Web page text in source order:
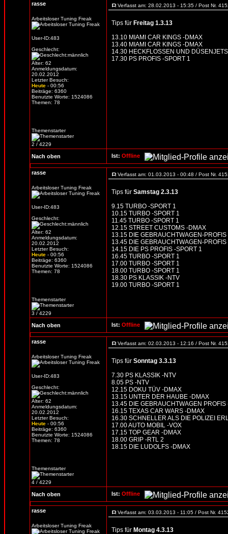
rasse
Arbeitsloser Tuning Freak
User-ID:483
Geschlecht:
Alter: 62
Anmeldungsdatum:
20.02.2012
Letzter Besuch:
Heute - 00:56
Beiträge: 6360
Benutzte Worte: 1524086
Themen: 78
Themenstarter
2 / 4229
Verfasst am: 28.02.2013 - 15:35 / Post Nr.
Tips für Freitag 1.3.13
13.10 MIAMI CAR KINGS -DMAX
13.40 MIAMI CAR KINGS -DMAX
14.30 HECKFLOSSEN UND
17.30 PS PROFIS -SPORT 1
Nach oben Ist: Offline
rasse
Arbeitsloser Tuning Freak
User-ID:483
Geschlecht:
Alter: 62
Anmeldungsdatum:
20.02.2012
Letzter Besuch:
Heute - 00:56
Beiträge: 6360
Benutzte Worte: 1524086
Themen: 78
Themenstarter
3 / 4229
Verfasst am: 01.03.2013 - 00:48 / Post Nr.
Tips für Samstag 2.3.13
9.15 TURBO -SPORT 1
10.15 TURBO -SPORT 1
11.45 TURBO -SPORT 1
12.15 STREET CUSTOMS -DMAX
13.15 DIE GEBRAUCHTWAGEN-
13.45 DIE GEBRAUCHTWAGEN-
14.15 DIE PS PROFIS -SPORT 1
16.45 TURBO -SPORT 1
17.00 TURBO -SPORT 1
18.00 TURBO -SPORT 1
18.30 PS KLASSIK -NTV
19.00 TURBO -SPORT 1
Nach oben Ist: Offline
rasse
Arbeitsloser Tuning Freak
User-ID:483
Geschlecht:
Alter: 62
Anmeldungsdatum:
20.02.2012
Letzter Besuch:
Heute - 00:56
Beiträge: 6360
Benutzte Worte: 1524086
Themen: 78
Themenstarter
4 / 4229
Verfasst am: 02.03.2013 - 12:16 / Post Nr.
Tips für Sonntag 3.3.13
7.30 PS KLASSIK -NTV
8.05 PS -NTV
12.15 DOKU TÜV -DMAX
13.15 UNTER DER HAUBE -DMAX
13.45 DIE GEBRAUCHTWAGEN PROFIS
16.15 TEXAS CAR WARS -DMAX
16.30 SCHNELLER ALS DIE POLIZEI
17.00 AUTO MOBIL -VOX
17.15 TOP GEAR -DMAX
18.00 GRIP -RTL 2
18.15 DIE LUDOLFS -DMAX
Nach oben Ist: Offline
rasse
Arbeitsloser Tuning Freak
Verfasst am: 03.03.2013 - 11:05 / Post Nr.
Tips für Montag 4.3.13